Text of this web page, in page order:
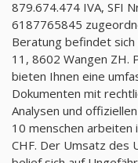
879.674.474 IVA, SFI
6187765845
Beratung befindet
11, 8602 Wangen ZH.
bieten Ihnen eine
Dokumenten mit
Analysen und
10 menschen arbeiten
CHF. Der Umsatz des